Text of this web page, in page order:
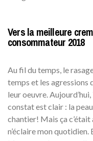
Vers la meilleure
consommateur 2018
Au fil du temps, le
temps et les
leur oeuvre.
constat est clair : la
chantier! Mais ça c’était
n’éclaire mon